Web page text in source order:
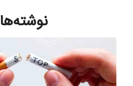
نوشته‌ها